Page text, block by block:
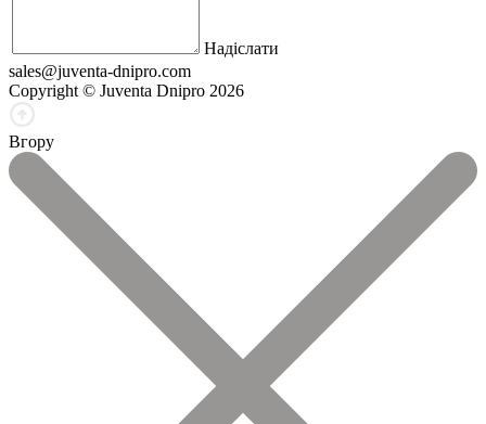
Надіслати
sales@juventa-dnipro.com
Copyright © Juventa Dnipro 2026
Вгору